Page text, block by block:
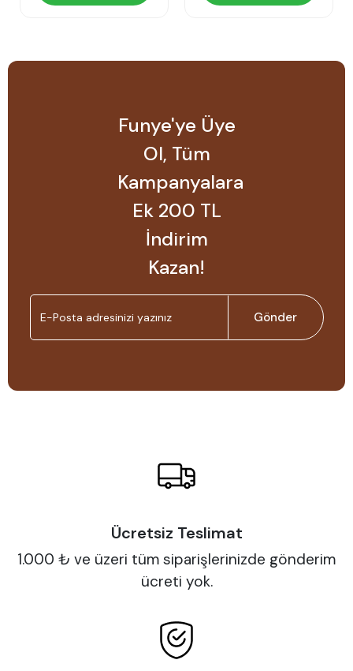
Funye'ye Üye
Ol, Tüm
Kampanyalara
Ek 200 TL
İndirim
Kazan!
Gönder
Ücretsiz Teslimat
1.000 ₺ ve üzeri tüm siparişlerinizde gönderim
ücreti yok.